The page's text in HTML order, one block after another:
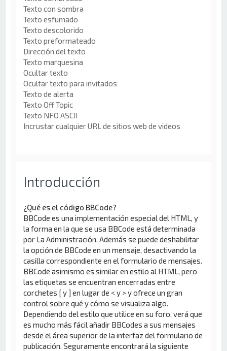
Texto con sombra
Texto esfumado
Texto descolorido
Texto preformateado
Dirección del texto
Texto marquesina
Ocultar texto
Ocultar texto para invitados
Texto de alerta
Texto Off Topic
Texto NFO ASCII
Incrustar cualquier URL de sitios web de videos
Introducción
¿Qué es el código BBCode?
BBCode es una implementación especial del HTML, y
la forma en la que se usa BBCode está determinada
por La Administración. Además se puede deshabilitar
la opción de BBCode en un mensaje, desactivando la
casilla correspondiente en el formulario de mensajes.
BBCode asimismo es similar en estilo al HTML, pero
las etiquetas se encuentran encerradas entre
corchetes [ y ] en lugar de < y > y ofrece un gran
control sobre qué y cómo se visualiza algo.
Dependiendo del estilo que utilice en su foro, verá que
es mucho más fácil añadir BBCodes a sus mensajes
desde el área superior de la interfaz del formulario de
publicación. Seguramente encontrará la siguiente